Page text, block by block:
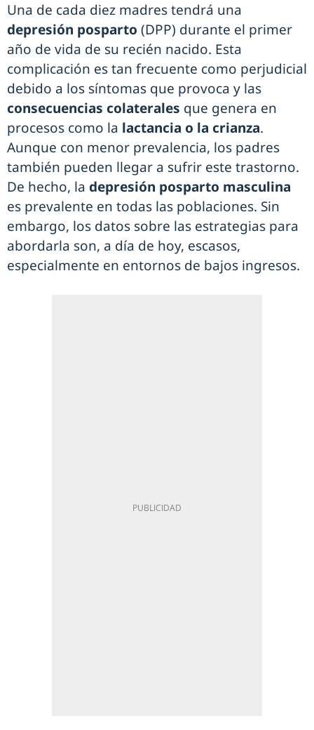
Una de cada diez madres tendrá una
depresión posparto (DPP) durante el primer
año de vida de su recién nacido. Esta
complicación es tan frecuente como perjudicial
debido a los síntomas que provoca y las
consecuencias colaterales que genera en
procesos como la lactancia o la crianza.
Aunque con menor prevalencia, los padres
también pueden llegar a sufrir este trastorno.
De hecho, la depresión posparto masculina
es prevalente en todas las poblaciones. Sin
embargo, los datos sobre las estrategias para
abordarla son, a día de hoy, escasos,
especialmente en entornos de bajos ingresos.